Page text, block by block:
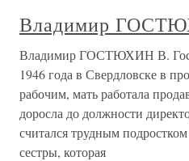
Владимир
Владимир ГОСТЮХИН В.
1946 года в Свердловске в
рабочим, мать работала
доросла до должности
считался трудным
сестры, которая